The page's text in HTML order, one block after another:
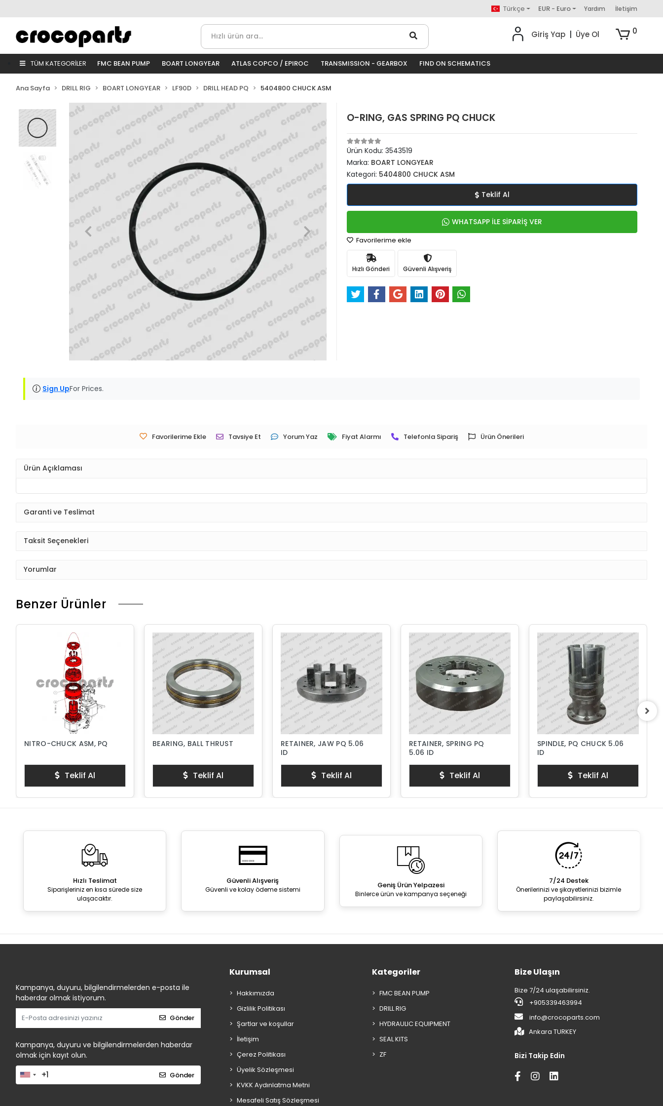
Türkçe EUR - Euro Yardım İletişim
Giriş Yap Üye Ol 0
TÜM KATEGORİLER FMC BEAN PUMP BOART LONGYEAR ATLAS COPCO / EPIROC TRANSMISSION - GEARBOX FIND ON SCHEMATICS
Ana Sayfa DRILL RIG BOART LONGYEAR LF90D DRILL HEAD PQ 5404800 CHUCK ASM
O-RING, GAS SPRING PQ CHUCK
Ürün Kodu: 3543519
Marka: BOART LONGYEAR
Kategori: 5404800 CHUCK ASM
Teklif Al
WHATSAPP İLE SİPARİŞ VER
Favorilerime ekle
Hızlı Gönderi Güvenli Alışveriş
Sign UpFor Prices.
Favorilerime Ekle Tavsiye Et Yorum Yaz Fiyat Alarmı Telefonla Sipariş Ürün Önerileri
Ürün Açıklaması
Garanti ve Teslimat
Taksit Seçenekleri
Yorumlar
Benzer Ürünler
NITRO-CHUCK ASM, PQ
Teklif Al
BEARING, BALL THRUST
Teklif Al
RETAINER, JAW PQ 5.06
ID
Teklif Al
RETAINER, SPRING PQ
5.06 ID
Teklif Al
SPINDLE, PQ CHUCK 5.06
ID
Teklif Al
Hızlı Teslimat
Siparişleriniz en kısa sürede size
ulaşacaktır.
Güvenli Alışveriş
Güvenli ve kolay ödeme sistemi Geniş Ürün Yelpazesi
Binlerce ürün ve kampanya seçeneği
7/24 Destek
Önerilerinizi ve şikayetlerinizi bizimle
paylaşabilirsiniz.
Kampanya, duyuru, bilgilendirmelerden e-posta ile
haberdar olmak istiyorum.
Gönder
Kampanya, duyuru ve bilgilendirmelerden haberdar
olmak için kayıt olun.
Gönder
Kurumsal
Hakkımızda
Gizlilik Politikası
Şartlar ve koşullar
İletişim
Çerez Politikası
Üyelik Sözleşmesi
KVKK Aydınlatma Metni
Mesafeli Satış Sözleşmesi
Kategoriler
FMC BEAN PUMP
DRILL RIG
HYDRAULIC EQUIPMENT
SEAL KITS
ZF
Bize Ulaşın
Bize 7/24 ulaşabilirsiniz.
+905339463994
info@crocoparts.com
Ankara TURKEY
Bizi Takip Edin